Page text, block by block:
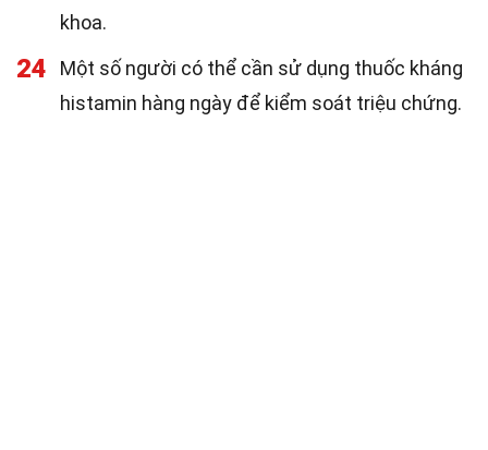
khoa.
24
Một số người có thể cần sử dụng thuốc kháng
histamin hàng ngày để kiểm soát triệu chứng.